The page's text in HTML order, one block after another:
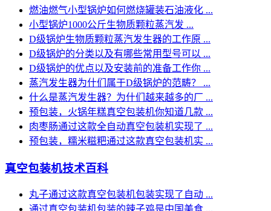
燃油燃气小型锅炉如何燃烧罐装石油液化 ...
小型锅炉1000公斤生物质颗粒蒸汽发 ...
D级锅炉生物质颗粒蒸汽发生器的工作原 ...
D级锅炉的分类以及有哪些常用型号可以 ...
D级锅炉的优点以及安装前的准备工作你 ...
蒸汽发生器为什们属于D级锅炉的范畴？ ...
什么是蒸汽发生器？为什们越来越多的厂 ...
预包装，火锅年糕真空包装机你知道几款 ...
肉枣肠通过这款全自动真空包装机实现了 ...
预包装，糯米糍粑通过这款真空包装机实 ...
真空包装机技术百科
丸子通过这款真空包装机包装实现了自动 ...